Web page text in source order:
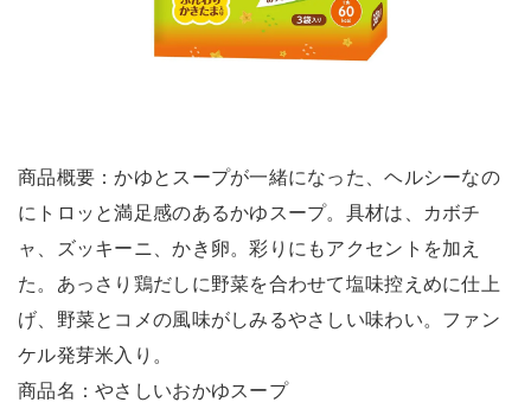
商品概要：かゆとスープが一緒になった、ヘルシーなの
にトロッと満足感のあるかゆスープ。具材は、カボチ
ャ、ズッキーニ、かき卵。彩りにもアクセントを加え
た。あっさり鶏だしに野菜を合わせて塩味控えめに仕上
げ、野菜とコメの風味がしみるやさしい味わい。ファン
ケル発芽米入り。
商品名：やさしいおかゆスープ